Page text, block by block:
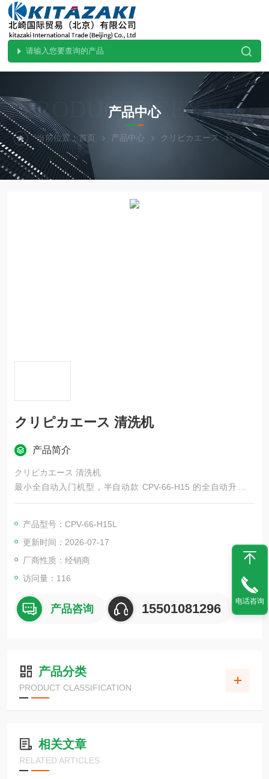
PRODUCTS CENTER
产品中心
当前位置：首页 产品中心 クリピカエース 清洗机
クリピカエース 清洗机
产品简介
クリピカエース 清洗机
最小全自动入门机型，半自动款 CPV-66-H15 的全自动升级版
本，迭代替换老三代 CPⅢ-66-H15L 全自动机紧凑型微型小件闭
精密试制车间、连接器小件班组，解决微型型芯、顶针、镶件批
量清洗人工转运效率低、品质不一、水渍返锈痛点
产品型号：CPV-66-H15L
更新时间：2026-07-17
厂商性质：经销商
访问量：116
产品咨询 15501081296
产品分类
PRODUCT CLASSIFICATION
相关文章
RELATED ARTICLES
电话咨询